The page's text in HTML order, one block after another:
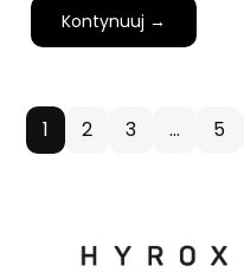
Kontynuuj →
1 2 3 … 5